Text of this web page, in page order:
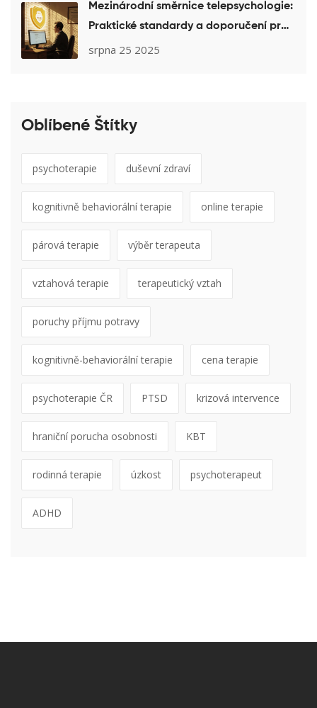
Mezinárodní směrnice telepsychologie:
Praktické standardy a doporučení pro
psychology v praxi
srpna 25 2025
Oblíbené Štítky
psychoterapie duševní zdraví
kognitivně behaviorální terapie online terapie
párová terapie výběr terapeuta
vztahová terapie terapeutický vztah
poruchy příjmu potravy
kognitivně-behaviorální terapie cena terapie
psychoterapie ČR PTSD krizová intervence
hraniční porucha osobnosti KBT
rodinná terapie úzkost psychoterapeut
ADHD